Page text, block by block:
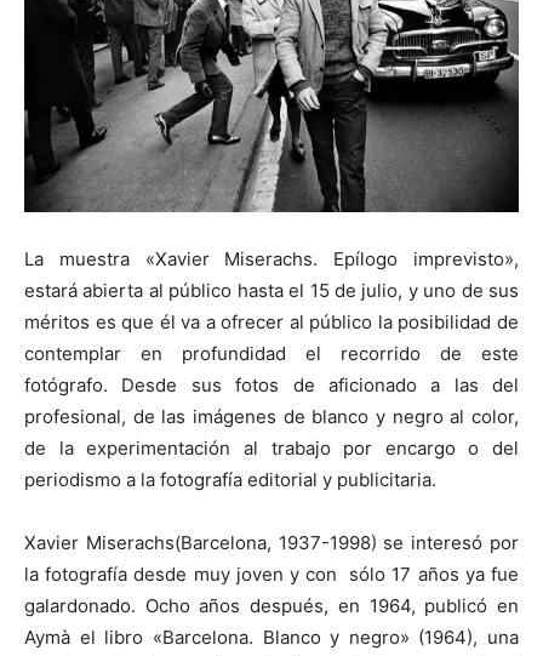
La muestra «Xavier Miserachs. Epílogo imprevisto»,
estará abierta al público hasta el 15 de julio, y uno de sus
méritos es que él va a ofrecer al público la posibilidad de
contemplar en profundidad el recorrido de este
fotógrafo. Desde sus fotos de aficionado a las del
profesional, de las imágenes de blanco y negro al color,
de la experimentación al trabajo por encargo o del
periodismo a la fotografía editorial y publicitaria.
Xavier Miserachs(Barcelona, 1937-1998) se interesó por
la fotografía desde muy joven y con sólo 17 años ya fue
galardonado. Ocho años después, en 1964, publicó en
Aymà el libro «Barcelona. Blanco y negro» (1964), una